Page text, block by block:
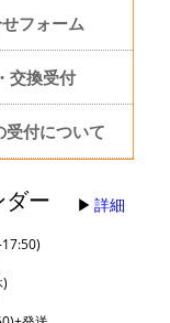
フォーム
交換受付
受付について
ー 詳細